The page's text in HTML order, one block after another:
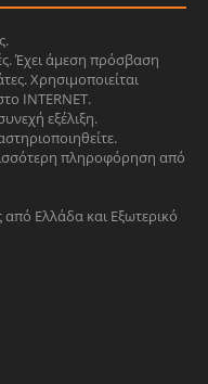
Έχει άμεση πρόσβαση
Χρησιμοποιείται
INTERNET.
εξέλιξη.
πληροφόρηση από
Ελλάδα και Εξωτερικό